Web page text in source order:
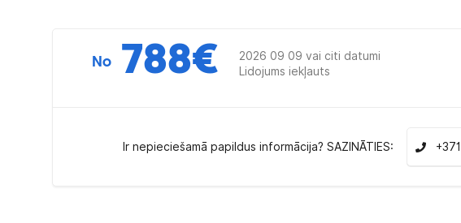
No 788€
2026 09 09 vai citi datumi
Lidojums iekļauts
Ir nepieciešamā papildus informācija? SAZINĀTIES: